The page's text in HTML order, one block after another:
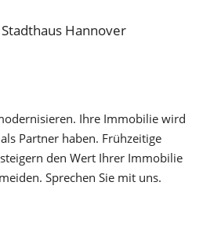
Ihre Immobilie wird
als Partner haben. Frühzeitige
den Wert Ihrer Immobilie
Sprechen Sie mit uns.